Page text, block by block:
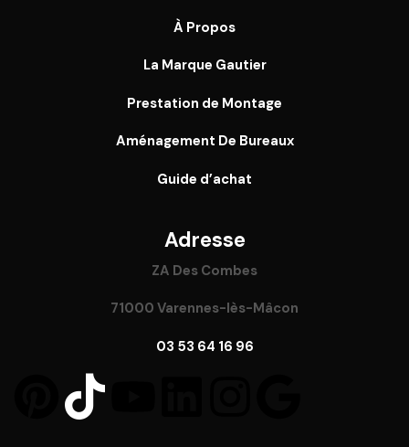
À Propos
La Marque Gautier
Prestation de Montage
Aménagement De Bureaux
Guide d’achat
Adresse
ZA Des Combes
71000 Varennes-lès-Mâcon
03 53 64 16 96